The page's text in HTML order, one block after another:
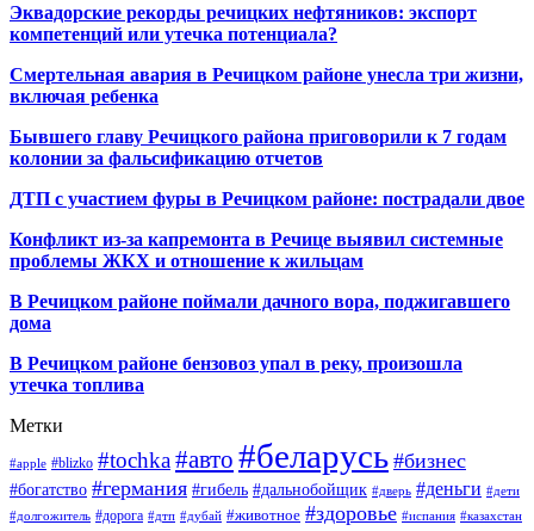
Эквадорские рекорды речицких нефтяников: экспорт
компетенций или утечка потенциала?
Смертельная авария в Речицком районе унесла три жизни,
включая ребенка
Бывшего главу Речицкого района приговорили к 7 годам
колонии за фальсификацию отчетов
ДТП с участием фуры в Речицком районе: пострадали двое
Конфликт из-за капремонта в Речице выявил системные
проблемы ЖКХ и отношение к жильцам
В Речицком районе поймали дачного вора, поджигавшего
дома
В Речицком районе бензовоз упал в реку, произошла
утечка топлива
Метки
#apple #blizko #tochka#авто #беларусь #бизнес
#богатство #германия #гибель #дальнобойщик #дверь #деньги #дети
#долгожитель #дорога #дтп #дубай #животное #здоровье #испания #казахстан